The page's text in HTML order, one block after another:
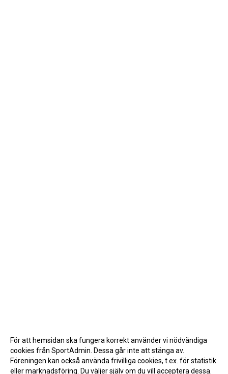
För att hemsidan ska fungera korrekt använder vi nödvändiga
cookies från SportAdmin. Dessa går inte att stänga av.
Föreningen kan också använda frivilliga cookies, t.ex. för statistik
eller marknadsföring. Du väljer själv om du vill acceptera dessa.